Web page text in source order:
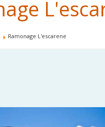
Ramonage L'escarene